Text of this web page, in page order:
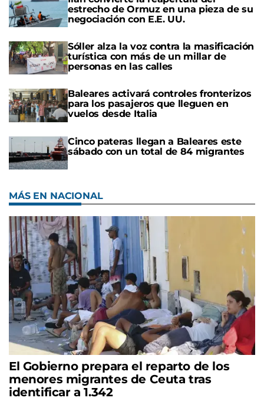
estrecho de Ormuz en una pieza de su
negociación con E.E. UU.
Sóller alza la voz contra la masificación
turística con más de un millar de
personas en las calles
Baleares activará controles fronterizos
para los pasajeros que lleguen en
vuelos desde Italia
Cinco pateras llegan a Baleares este
sábado con un total de 84 migrantes
MÁS EN NACIONAL
El Gobierno prepara el reparto de los
menores migrantes de Ceuta tras
identificar a 1.342